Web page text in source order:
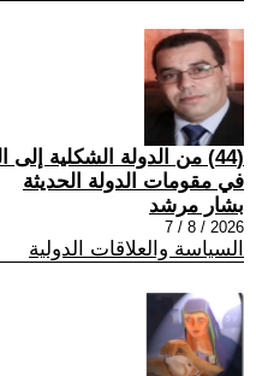
(44) من الدولة الشكلية إلى
في مقومات الدولة الحديثة
بشار مرشد
2026 / 8 / 7
السياسة والعلاقات الدولية